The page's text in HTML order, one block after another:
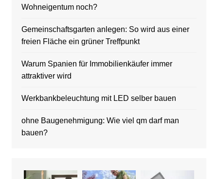
Wohneigentum noch?
Gemeinschaftsgarten anlegen: So wird aus einer
freien Fläche ein grüner Treffpunkt
Warum Spanien für Immobilienkäufer immer
attraktiver wird
Werkbankbeleuchtung mit LED selber bauen
ohne Baugenehmigung: Wie viel qm darf man
bauen?